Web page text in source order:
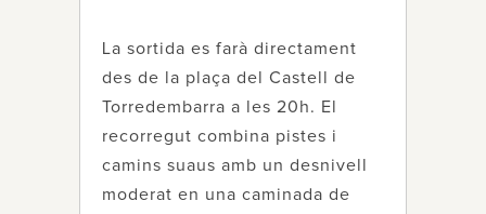
La sortida es farà directament
des de la plaça del Castell de
Torredembarra a les 20h. El
recorregut combina pistes i
camins suaus amb un desnivell
moderat en una caminada de